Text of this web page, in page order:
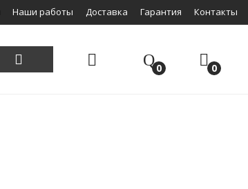
Наши работы Доставка Гарантия Контакты
0 0